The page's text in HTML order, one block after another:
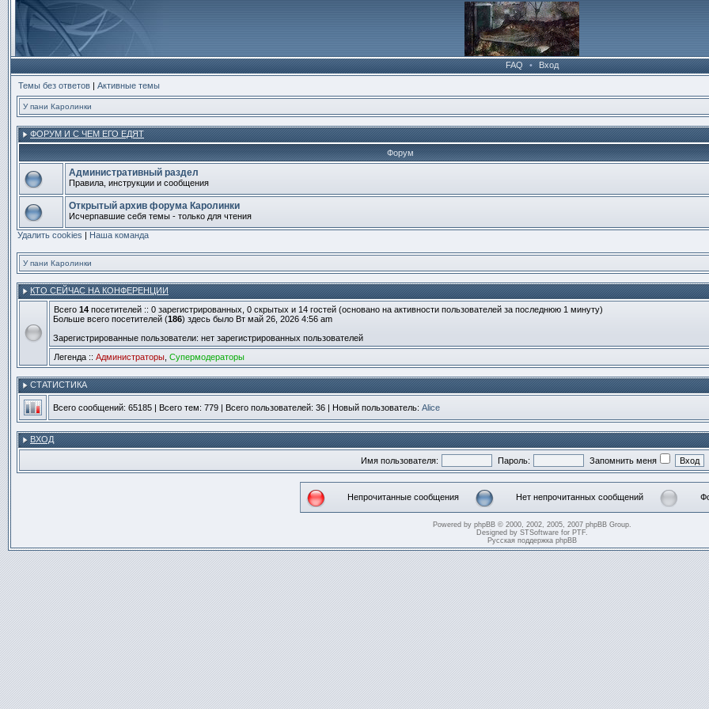
FAQ • Вход
Темы без ответов | Активные темы
У пани Каролинки
ФОРУМ И С ЧЕМ ЕГО ЕДЯТ
Форум
Нет
непрочитанных
сообщений
Административный раздел
Правила, инструкции и сообщения
Нет
непрочитанных
Открытый архив форума Каролинки
Исчерпавшие себя темы - только для чтения
Удалить cookies | Наша команда
У пани Каролинки
КТО СЕЙЧАС НА КОНФЕРЕНЦИИ
Всего 14 посетителей :: 0 зарегистрированных, 0 скрытых и 14 гостей (основано на активности пользователей за последнюю 1 минуту)
Больше всего посетителей (186) здесь было Вт май 26, 2026 4:56 am
Зарегистрированные пользователи: нет зарегистрированных пользователей
Легенда :: Администраторы Супермодераторы
СТАТИСТИКА
Всего сообщений: 65185 | Всего тем: 779 | Всего пользователей: 36 | Новый пользователь: Alice
ВХОД
Имя пользователя: Пароль: Запомнить меня
Непрочитанные
Непрочитанные сообщения
Нет
непрочитанных
сообщений
Нет непрочитанных сообщений
Нет
Powered by phpBB© 2000, 2002, 2005, 2007 phpBB Group.
Designed by STSoftwarefor PTF.
Русская поддержка phpBB